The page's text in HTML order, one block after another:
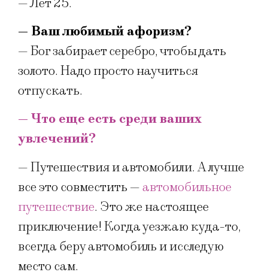
— Ваш любимый афоризм?
— Бог забирает серебро, чтобы дать
золото. Надо просто научиться
отпускать.
— Что еще есть среди ваших
увлечений?
— Путешествия и автомобили. А лучше
все это совместить —автомобильное
путешествие. Это же настоящее
приключение! Когда уезжаю куда-то,
всегда беру автомобиль и исследую
место сам.